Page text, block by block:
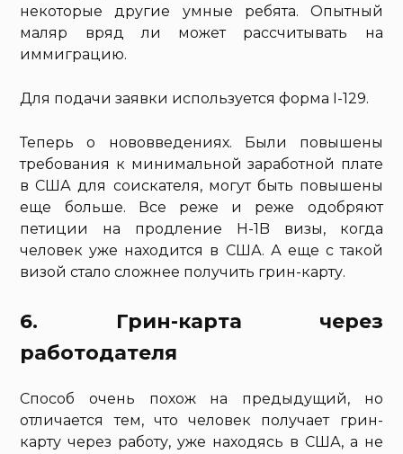
некоторые другие умные ребята. Опытный
маляр вряд ли может рассчитывать на
иммиграцию.
Для подачи заявки используется форма I-129.
Теперь о нововведениях. Были повышены
требования к минимальной заработной плате
в США для соискателя, могут быть повышены
еще больше. Все реже и реже одобряют
петиции на продление H-1B визы, когда
человек уже находится в США. А еще с такой
визой стало сложнее получить грин-карту.
6. Грин-карта через
работодателя
Способ очень похож на предыдущий, но
отличается тем, что человек получает грин-
карту через работу, уже находясь в США, а не